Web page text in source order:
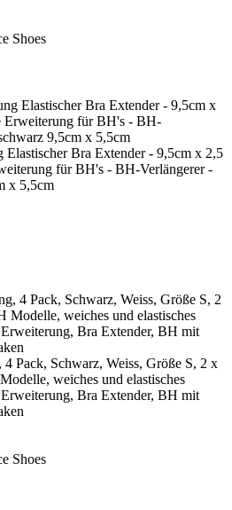
Bra Extender - 9,5cm x 2,5
für BH's - BH-Verlängerer -
x 5,5cm
Pack, Schwarz, Weiss, Größe S, 2 x
weiches und elastisches
Bra Extender, BH mit